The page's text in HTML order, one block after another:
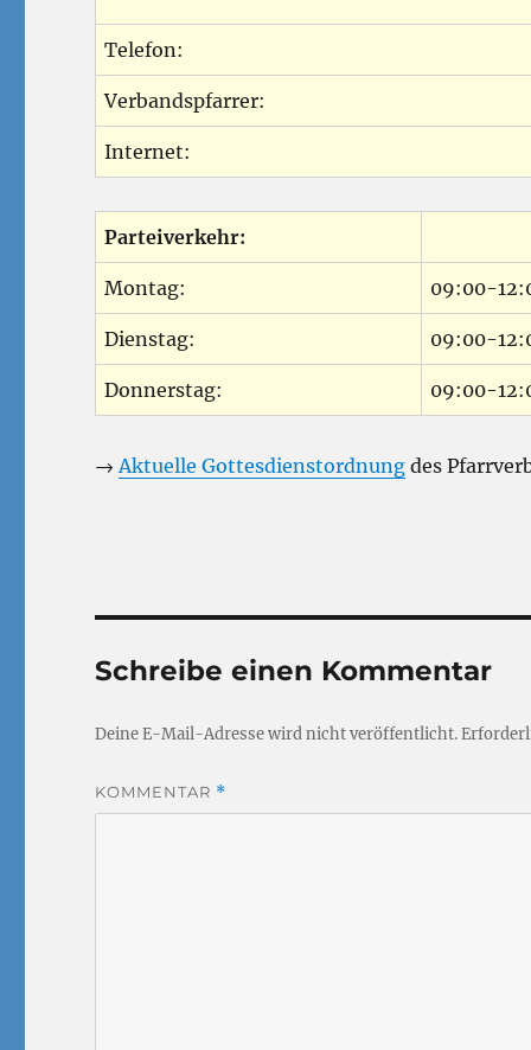
Telefon:
Verbandspfarrer:
Internet:
Parteiverkehr:
Montag: 09:00-
Dienstag: 09:00-
Donnerstag: 09:00-
→ Aktuelle Gottesdienstordnung des
Schreibe einen Kommentar
Deine E-Mail-Adresse wird nicht veröffentlicht.
KOMMENTAR *